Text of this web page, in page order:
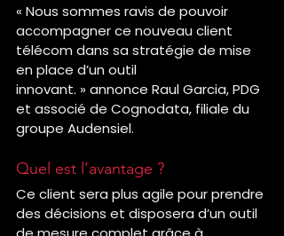
« Nous sommes ravis de pouvoir
accompagner ce nouveau client
télécom dans sa stratégie de mise
en place d’un outil
innovant. » annonce Raul Garcia, PDG
et associé de Cognodata, filiale du
groupe Audensiel.
Quel est l’avantage ?
Ce client sera plus agile pour prendre
des décisions et disposera d’un outil